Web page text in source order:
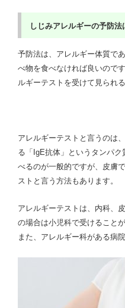
しじみアレルギーの予防法
予防法は、アレルギー体質で
べ物を食べなければ良いので
ルギーテストを受けて見られ
アレルギーテストと言うのは
る「IgE抗体」というタンパ
べるのが一般的ですが、皮膚
ストと言う方法もあります。
アレルギーテストは、内科、
の場合は小児科で受けることが
また、アレルギー科がある病